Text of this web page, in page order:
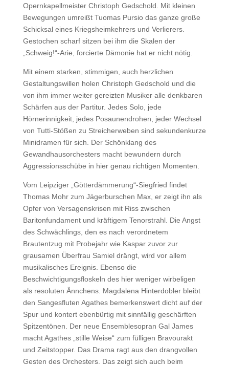
Opernkapellmeister Christoph Gedschold. Mit kleinen
Bewegungen umreißt Tuomas Pursio das ganze große
Schicksal eines Kriegsheimkehrers und Verlierers.
Gestochen scharf sitzen bei ihm die Skalen der
„Schweig!“-Arie, forcierte Dämonie hat er nicht nötig.
Mit einem starken, stimmigen, auch herzlichen
Gestaltungswillen holen Christoph Gedschold und die
von ihm immer weiter gereizten Musiker alle denkbaren
Schärfen aus der Partitur. Jedes Solo, jede
Hörnerinnigkeit, jedes Posaunendrohen, jeder Wechsel
von Tutti-Stößen zu Streicherweben sind sekundenkurze
Minidramen für sich. Der Schönklang des
Gewandhausorchesters macht bewundern durch
Aggressionsschübe in hier genau richtigen Momenten.
Vom Leipziger „Götterdämmerung“-Siegfried findet
Thomas Mohr zum Jägerburschen Max, er zeigt ihn als
Opfer von Versagenskrisen mit Riss zwischen
Baritonfundament und kräftigem Tenorstrahl. Die Angst
des Schwächlings, den es nach verordnetem
Brautentzug mit Probejahr wie Kaspar zuvor zur
grausamen Überfrau Samiel drängt, wird vor allem
musikalisches Ereignis. Ebenso die
Beschwichtigungsfloskeln des hier weniger wirbeligen
als resoluten Ännchens. Magdalena Hinterdobler bleibt
den Sangesfluten Agathes bemerkenswert dicht auf der
Spur und kontert ebenbürtig mit sinnfällig geschärften
Spitzentönen. Der neue Ensemblesopran Gal James
macht Agathes „stille Weise“ zum fülligen Bravourakt
und Zeitstopper. Das Drama ragt aus den drangvollen
Gesten des Orchesters. Das zeigt sich auch beim